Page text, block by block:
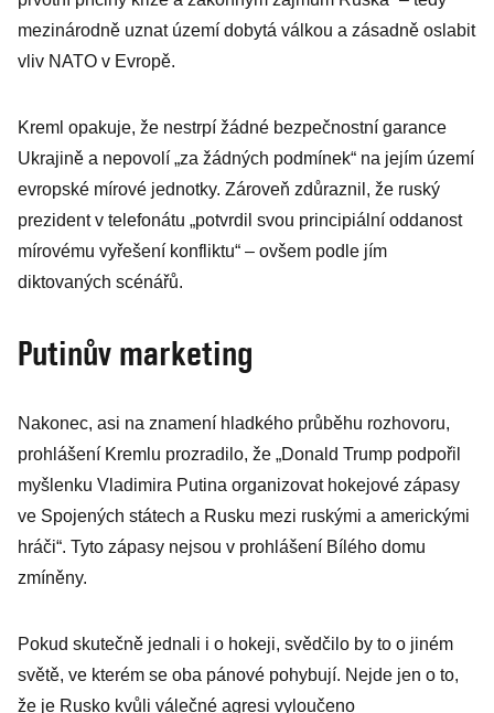
mezinárodně uznat území dobytá válkou a zásadně oslabit
vliv NATO v Evropě.
Kreml opakuje, že nestrpí žádné bezpečnostní garance
Ukrajině a nepovolí „za žádných podmínek“ na jejím území
evropské mírové jednotky. Zároveň zdůraznil, že ruský
prezident v telefonátu „potvrdil svou principiální oddanost
mírovému vyřešení konfliktu“ – ovšem podle jím
diktovaných scénářů.
Putinův marketing
Nakonec, asi na znamení hladkého průběhu rozhovoru,
prohlášení Kremlu prozradilo, že „Donald Trump podpořil
myšlenku Vladimira Putina organizovat hokejové zápasy
ve Spojených státech a Rusku mezi ruskými a americkými
hráči“. Tyto zápasy nejsou v prohlášení Bílého domu
zmíněny.
Pokud skutečně jednali i o hokeji, svědčilo by to o jiném
světě, ve kterém se oba pánové pohybují. Nejde jen o to,
že je Rusko kvůli válečné agresi vyloučeno